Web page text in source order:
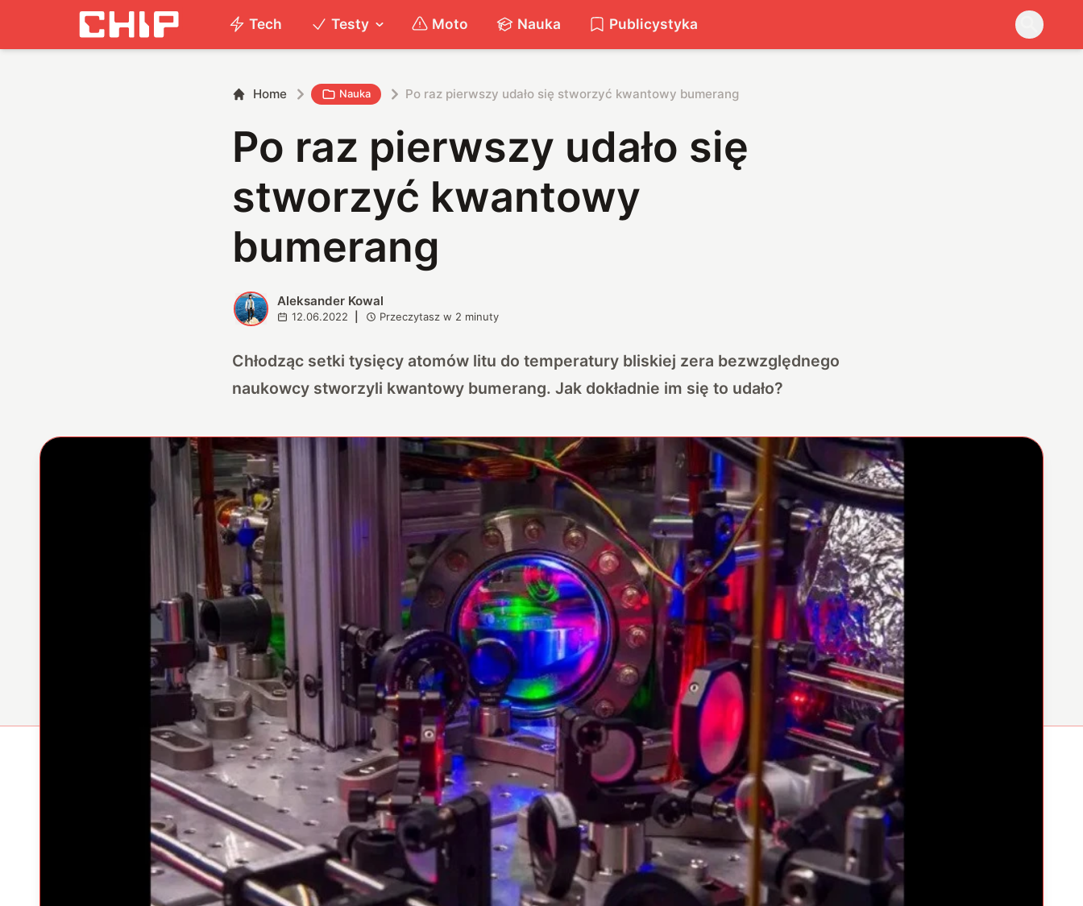
Tech Testy Moto Nauka Publicystyka
Home Nauka Po raz pierwszy udało się stworzyć kwantowy bumerang
Po raz pierwszy udało się
stworzyć kwantowy
bumerang
A Aleksander Kowal
12.06.2022 Przeczytasz w 2 minuty
Chłodząc setki tysięcy atomów litu do temperatury bliskiej zera bezwzględnego
naukowcy stworzyli kwantowy bumerang. Jak dokładnie im się to udało?